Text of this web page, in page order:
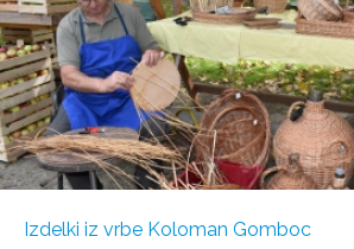
Izdelki iz vrbe Koloman Gomboc